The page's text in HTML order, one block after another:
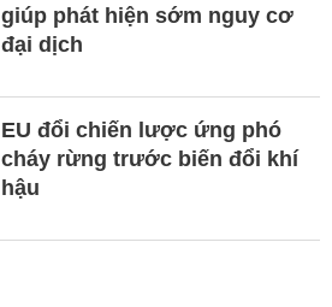
giúp phát hiện sớm nguy cơ
đại dịch
EU đổi chiến lược ứng phó
cháy rừng trước biến đổi khí
hậu